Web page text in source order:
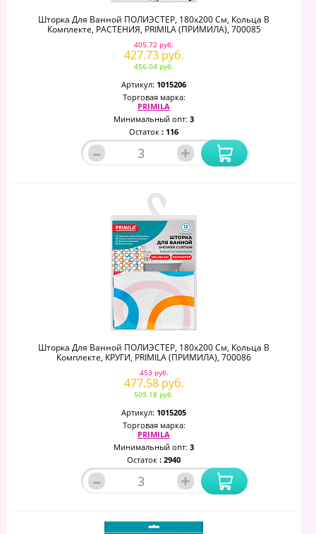
Шторка Для Ванной ПОЛИЭСТЕР, 180х200 См, Кольца В
Комплекте, РАСТЕНИЯ, PRIMILA (ПРИМИЛА), 700085
405.72 руб.
427.73 руб.
456.04 руб.
Артикул: 1015206
Торговая марка:
PRIMILA
Минимальный опт: 3
Остаток : 116
– +
Шторка Для Ванной ПОЛИЭСТЕР, 180х200 См, Кольца В
Комплекте, КРУГИ, PRIMILA (ПРИМИЛА), 700086
453 руб.
477.58 руб.
509.18 руб.
Артикул: 1015205
Торговая марка:
PRIMILA
Минимальный опт: 3
Остаток : 2940
– +